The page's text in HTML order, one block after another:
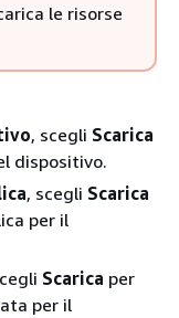
le risorse
, scegli Scarica
dispositivo.
, scegli Scarica
per il
Scarica per
per il